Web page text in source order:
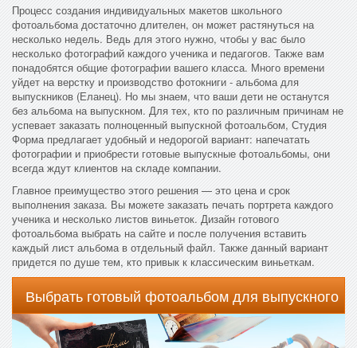
Процесс создания индивидуальных макетов школьного
фотоальбома достаточно длителен, он может растянуться на
несколько недель. Ведь для этого нужно, чтобы у вас было
несколько фотографий каждого ученика и педагогов. Также вам
понадобятся общие фотографии вашего класса. Много времени
уйдет на верстку и производство фотокниги - альбома для
выпускников (Еланец). Но мы знаем, что ваши дети не останутся
без альбома на выпускном. Для тех, кто по различным причинам не
успевает заказать полноценный выпускной фотоальбом, Студия
Форма предлагает удобный и недорогой вариант: напечатать
фотографии и приобрести готовые выпускные фотоальбомы, они
всегда ждут клиентов на складе компании.
Главное преимущество этого решения — это цена и срок
выполнения заказа. Вы можете заказать печать портрета каждого
ученика и несколько листов виньеток. Дизайн готового
фотоальбома выбрать на сайте и после получения вставить
каждый лист альбома в отдельный файл. Также данный вариант
придется по душе тем, кто привык к классическим виньеткам.
Выбрать готовый фотоальбом для выпускного